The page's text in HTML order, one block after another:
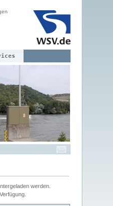
werden.